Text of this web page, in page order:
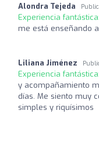
Alondra Tejeda
Experiencia fantástica:
me está enseñando
Liliana Jiménez
Experiencia fantástica:
y acompañamiento
días. Me siento muy
simples y riquísimos